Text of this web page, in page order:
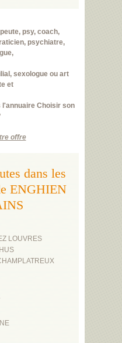
psy, coach,
psychiatre,
sexologue ou art
et
Choisir son
offre
dans les
ENGHIEN
LOUVRES